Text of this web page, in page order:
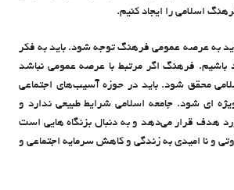
اسلامی را ایجاد کنیم.
به عرصه عمومی فرهنگ توجه شود. باید به فکر
فرهنگ اگر مرتبط با عرصه عمومی نباشد
محقق شود. باید در حوزه آسیب‌های اجتماعی
ای شود. جامعه اسلامی شرایط طبیعی ندارد و
هدف قرار می‌دهد و به دنبال بزنگاه هایی است
و نا امیدی به زندگی و کاهش سرمایه اجتماعی و